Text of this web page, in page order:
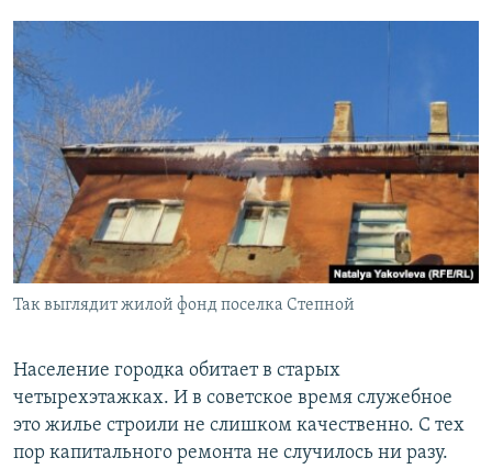
Так выглядит жилой фонд поселка Степной
Население городка обитает в старых
четырехэтажках. И в советское время служебное
это жилье строили не слишком качественно. С тех
пор капитального ремонта не случилось ни разу.